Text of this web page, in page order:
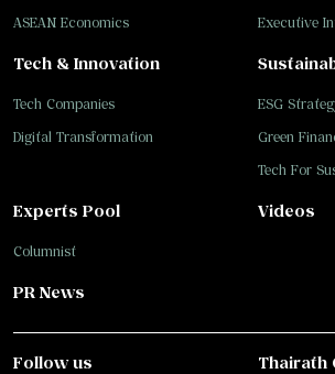
Executive
Tech & Innovation
Tech Companies
Digital Transformation
ESG
Green
Tech For
ASEAN Economics
Experts Pool
Columnist
Videos
PR News
Follow us Thairath